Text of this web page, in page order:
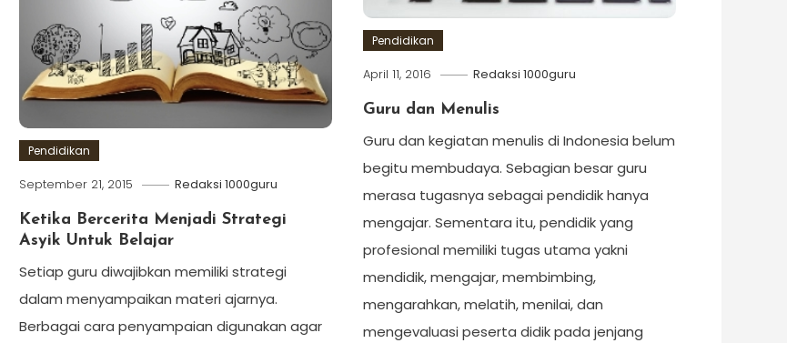
Pendidikan
April 11, 2016 Redaksi 1000guru
Guru dan Menulis
Guru dan kegiatan menulis di Indonesia belum
begitu membudaya. Sebagian besar guru
merasa tugasnya sebagai pendidik hanya
mengajar. Sementara itu, pendidik yang
profesional memiliki tugas utama yakni
mendidik, mengajar, membimbing,
mengarahkan, melatih, menilai, dan
mengevaluasi peserta didik pada jenjang
Pendidikan
September 21, 2015 Redaksi 1000guru
Ketika Bercerita Menjadi Strategi
Asyik Untuk Belajar
Setiap guru diwajibkan memiliki strategi
dalam menyampaikan materi ajarnya.
Berbagai cara penyampaian digunakan agar